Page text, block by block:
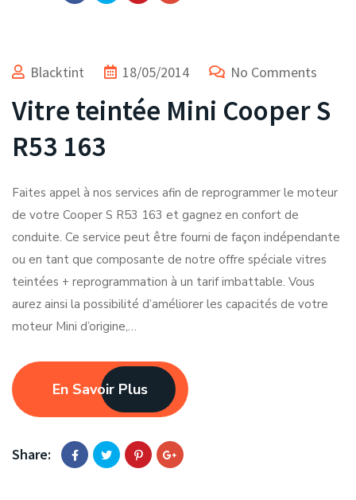
Blacktint 18/05/2014 No Comments
Vitre teintée Mini Cooper S
R53 163
Faites appel à nos services afin de reprogrammer le moteur
de votre Cooper S R53 163 et gagnez en confort de
conduite. Ce service peut être fourni de façon indépendante
ou en tant que composante de notre offre spéciale vitres
teintées + reprogrammation à un tarif imbattable. Vous
aurez ainsi la possibilité d’améliorer les capacités de votre
moteur Mini d’origine,…
En Savoir Plus
Share: